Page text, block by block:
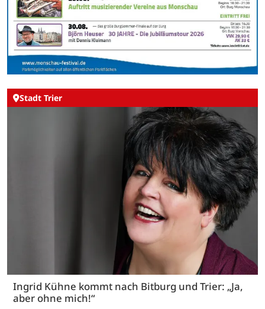
Stadt Trier
Ingrid Kühne kommt nach Bitburg und Trier: „Ja,
aber ohne mich!“